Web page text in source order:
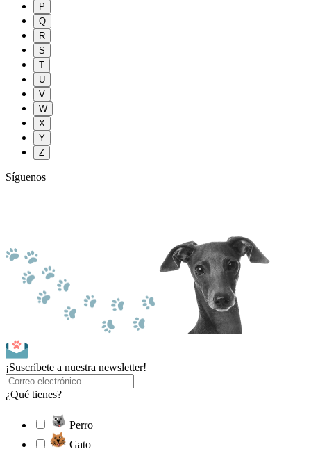
P
Q
R
S
T
U
V
W
X
Y
Z
Síguenos
¡Suscríbete a nuestra newsletter!
¿Qué tienes?
Perro
Gato